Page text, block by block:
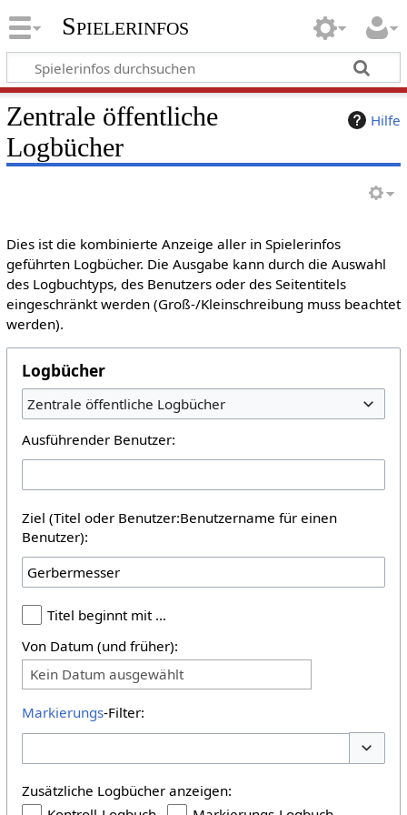
Spielerinfos
Hilfe
Zentrale öffentliche
Logbücher
Dies ist die kombinierte Anzeige aller in Spielerinfos
geführten Logbücher. Die Ausgabe kann durch die Auswahl
des Logbuchtyps, des Benutzers oder des Seitentitels
eingeschränkt werden (Groß-/Kleinschreibung muss beachtet
werden).
Logbücher
Zentrale öffentliche Logbücher
Ausführender Benutzer:
Ziel (Titel oder Benutzer:Benutzername für einen
Benutzer):
Titel beginnt mit …
Von Datum (und früher):
Kein Datum ausgewählt
Markierungs-Filter:
Zusätzliche Logbücher anzeigen: